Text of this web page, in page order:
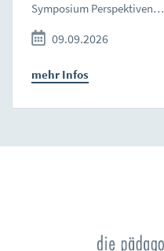
Symposium Perspektiven…
09.09.2026
mehr Infos